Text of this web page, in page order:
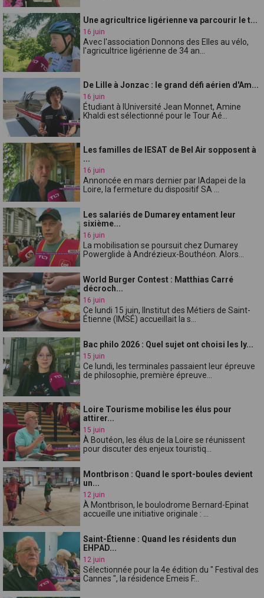
Une agricultrice ligérienne va parcourir le t...
16 juin
Avec l'association Donnons des Elles au vélo,
l'agricultrice ligérienne de 34 an...
De Lille à Jonzac : le grand défi aérien d'Am...
16 juin
Étudiant à lUniversité Jean Monnet, Amine
Khaldi est sélectionné pour le Tour Aé...
Les familles de lESAT de Bel Air sopposent à
...
16 juin
Annoncée en mars dernier par lAdapei de la
Loire, la fermeture du dispositif SA ...
Les salariés de Dumarey entament leur
sixième...
16 juin
La mobilisation se poursuit chez Dumarey
Powerglide à Andrézieux-Bouthéon. Alors...
World Burger Contest : Matthias Carré
décroch...
16 juin
Ce lundi 15 juin, lInstitut des Métiers de Saint-
Étienne (IMSÉ) accueillait la s...
Bac philo 2026 : Quel sujet ont choisi les ly...
15 juin
Ce lundi, les terminales passaient leur épreuve
de philosophie, première épreuve...
Loire Tourisme mobilise les élus pour
attirer...
15 juin
À Boutéon, les élus de la Loire se réunissent
pour discuter des enjeux touristiq...
Montbrison : Quand le sport-boules devient
un...
12 juin
À Montbrison, le boulodrome Bernard-Epinat
accueille une initiative originale : ...
Saint-Étienne : Quand les résidents dun
EHPAD...
12 juin
Sélectionnée pour la 4e édition du " Festival des
Cannes ", la résidence Emeis F...